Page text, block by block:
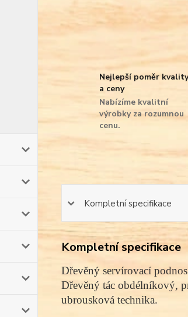
Nejlepší poměr kvality
a ceny
Nabízíme kvalitní
výrobky za rozumnou
cenu.
Kompletní specifikace
Kompletní specifikace
Dřevěný servírovací
Dřevěný tác obdélníkový,
ubrousková technika.